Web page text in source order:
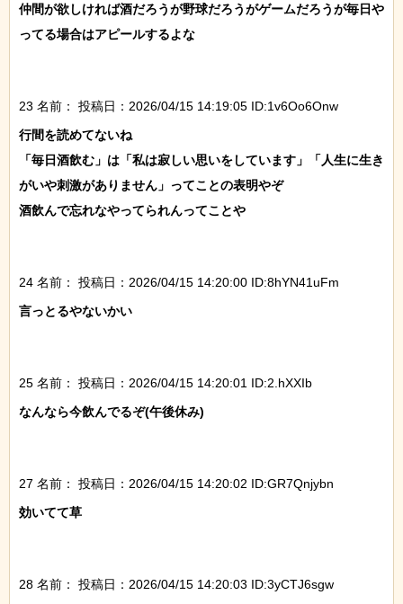
仲間が欲しければ酒だろうが野球だろうがゲームだろうが毎日や
ってる場合はアピールするよな
23 名前：
投稿日：2026/04/15 14:19:05 ID:1v6Oo6Onw
行間を読めてないね
「毎日酒飲む」は「私は寂しい思いをしています」「人生に生き
がいや刺激がありません」ってことの表明やぞ
酒飲んで忘れなやってられんってことや
24 名前：
投稿日：2026/04/15 14:20:00 ID:8hYN41uFm
言っとるやないかい
25 名前：
投稿日：2026/04/15 14:20:01 ID:2.hXXIb
なんなら今飲んでるぞ(午後休み)
27 名前：
投稿日：2026/04/15 14:20:02 ID:GR7Qnjybn
効いてて草
28 名前：
投稿日：2026/04/15 14:20:03 ID:3yCTJ6sgw